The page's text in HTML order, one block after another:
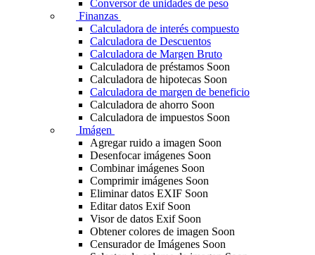
Conversor de unidades de peso
Finanzas
Calculadora de interés compuesto
Calculadora de Descuentos
Calculadora de Margen Bruto
Calculadora de préstamos Soon
Calculadora de hipotecas Soon
Calculadora de margen de beneficio
Calculadora de ahorro Soon
Calculadora de impuestos Soon
Imágen
Agregar ruido a imagen Soon
Desenfocar imágenes Soon
Combinar imágenes Soon
Comprimir imágenes Soon
Eliminar datos EXIF Soon
Editar datos Exif Soon
Visor de datos Exif Soon
Obtener colores de imagen Soon
Censurador de Imágenes Soon